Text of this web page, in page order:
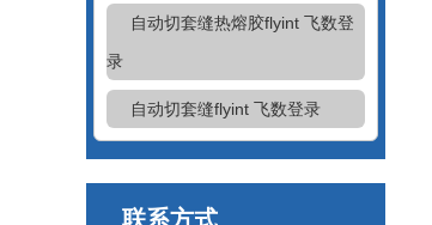
自动切套缝热熔胶flyint 飞数登
录
自动切套缝flyint 飞数登录
联系方式